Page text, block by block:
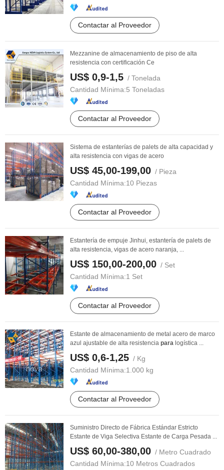
Contactar al Proveedor
Mezzanine de almacenamiento de piso de alta
resistencia con certificación Ce
US$ 0,9-1,5 / Tonelada
Cantidad Mínima:5 Toneladas
Contactar al Proveedor
Sistema de estanterías de palets de alta capacidad y
alta resistencia con vigas de acero
US$ 45,00-199,00 / Pieza
Cantidad Mínima:10 Piezas
Contactar al Proveedor
Estantería de empuje Jinhui, estantería de palets de
alta resistencia, vigas de acero naranja, ...
US$ 150,00-200,00 / Set
Cantidad Mínima:1 Set
Contactar al Proveedor
Estante de almacenamiento de metal acero de marco
azul ajustable de alta resistencia para logística ...
US$ 0,6-1,25 / Kg
Cantidad Mínima:1.000 kg
Contactar al Proveedor
Suministro Directo de Fábrica Estándar Estricto
Estante de Viga Selectiva Estante de Carga Pesada ...
US$ 60,00-380,00 / Metro Cuadrado
Cantidad Mínima:10 Metros Cuadrados